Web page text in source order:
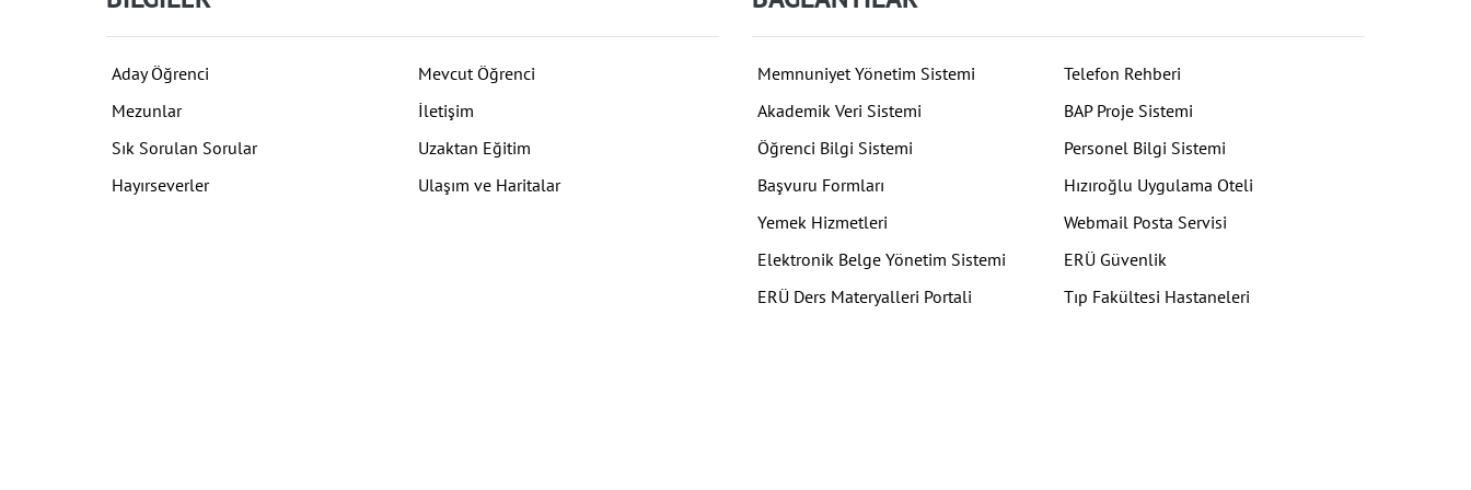
Aday Öğrenci
Mevcut Öğrenci
Mezunlar
İletişim
Sık Sorulan Sorular
Uzaktan Eğitim
Hayırseverler
Ulaşım ve Haritalar
Memnuniyet Yönetim Sistemi
Telefon Rehberi
Akademik Veri Sistemi
BAP Proje Sistemi
Öğrenci Bilgi Sistemi
Personel Bilgi Sistemi
Başvuru Formları
Hızıroğlu Uygulama Oteli
Yemek Hizmetleri
Webmail Posta Servisi
Elektronik Belge Yönetim Sistemi
ERÜ Güvenlik
ERÜ Ders Materyalleri Portali
Tıp Fakültesi Hastaneleri